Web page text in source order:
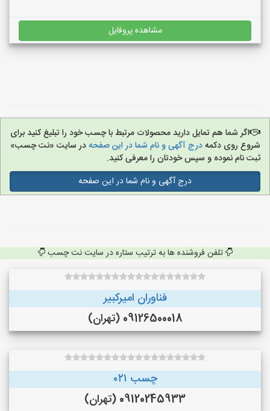
مشاهده پروفایل
اگر شما هم تمایل دارید محصولات مرتبط با چسب خود را تبلیغ کنید برای
شروع روی دکمهدرج آگهی و نام شما در این صفحهدر سایت «نت چسب»
ثبت نام نموده و سپس خودتان را معرفی کنید.
درج آگهی و نام شما در این صفحه
تلفن فروشنده ها به ترتیب ستاره در سایت نت چسب
فناوران امیرکبیر
09126500018 (تهران)
چسب ۰۲۱
09120245933 (تهران)